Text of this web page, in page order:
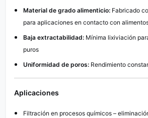
Material de grado alimenticio: Fabricado
para aplicaciones en contacto con
Baja extractabilidad: Mínima lixiviación
puros
Uniformidad de poros: Rendimiento
Aplicaciones
Filtración en procesos químicos –